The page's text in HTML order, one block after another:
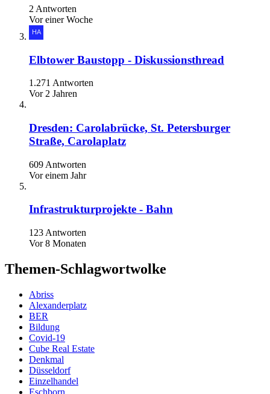
2 Antworten
Vor einer Woche
Elbtower Baustopp - Diskussionsthread
1.271 Antworten
Vor 2 Jahren
Dresden: Carolabrücke, St. Petersburger
Straße, Carolaplatz
609 Antworten
Vor einem Jahr
Infrastrukturprojekte - Bahn
123 Antworten
Vor 8 Monaten
Themen-Schlagwortwolke
Abriss
Alexanderplatz
BER
Bildung
Covid-19
Cube Real Estate
Denkmal
Düsseldorf
Einzelhandel
Eschborn